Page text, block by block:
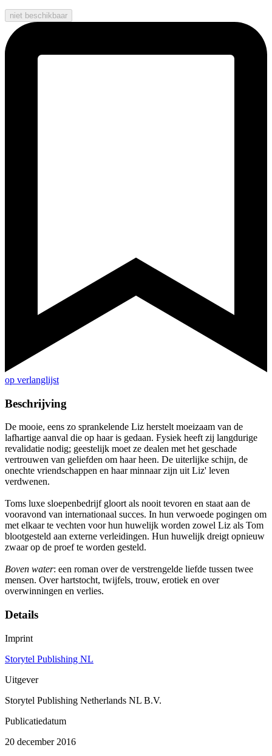
niet beschikbaar
op verlanglijst
Beschrijving
De mooie, eens zo sprankelende Liz herstelt moeizaam van de
lafhartige aanval die op haar is gedaan. Fysiek heeft zij langdurige
revalidatie nodig; geestelijk moet ze dealen met het geschade
vertrouwen van geliefden om haar heen. De uiterlijke schijn, de
onechte vriendschappen en haar minnaar zijn uit Liz' leven
verdwenen.
Toms luxe sloepenbedrijf gloort als nooit tevoren en staat aan de
vooravond van internationaal succes. In hun verwoede pogingen om
met elkaar te vechten voor hun huwelijk worden zowel Liz als Tom
blootgesteld aan externe verleidingen. Hun huwelijk dreigt opnieuw
zwaar op de proef te worden gesteld.
Boven water: een roman over de verstrengelde liefde tussen twee
mensen. Over hartstocht, twijfels, trouw, erotiek en over
overwinningen en verlies.
Details
Imprint
Storytel Publishing NL
Uitgever
Storytel Publishing Netherlands NL B.V.
Publicatiedatum
20 december 2016